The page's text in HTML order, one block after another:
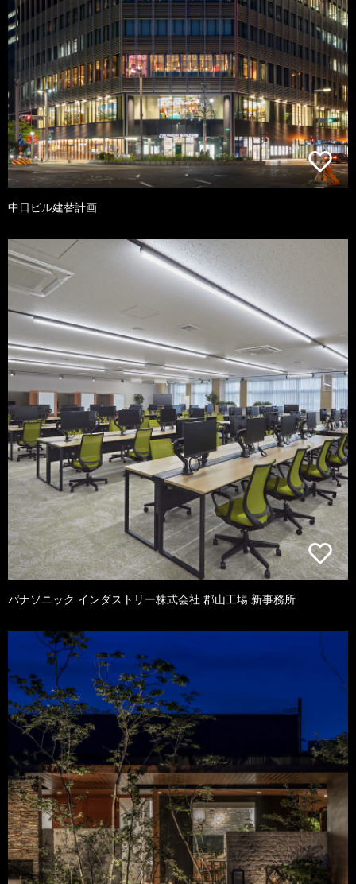
中日ビル建替計画
パナソニック インダストリー株式会社 郡山工場 新事務所